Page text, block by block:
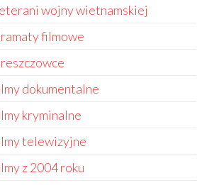
wojny wietnamskiej
filmowe
dokumentalne
kryminalne
telewizyjne
z 2004 roku